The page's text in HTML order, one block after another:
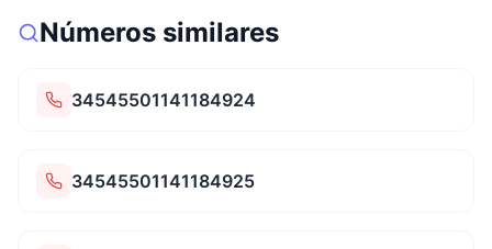
Números similares
34545501141184924
34545501141184925